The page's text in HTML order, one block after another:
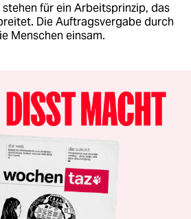
für ein Arbeitsprinzip, das
Die Auftragsvergabe durch
Menschen einsam.